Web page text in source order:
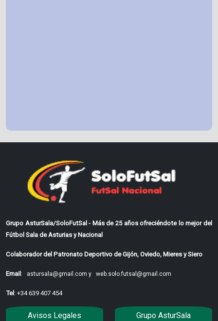
Grupo AsturSala/SoloFutSal - Más de 25 años ofreciéndote lo mejor del
Fútbol Sala de Asturias y Nacional
Colaborador del Patronato Deportivo de Gijón, Oviedo, Mieres y Siero
Email: astursala@gmail.com y web.solo.futsal@gmail.com
Tel: +34 639 407 454
Avisos Legales Grupo AsturSala